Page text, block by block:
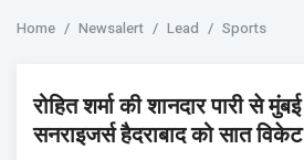
Home Newsalert Lead Sports
रोहित शर्मा की शानदार पारी से
सनराइजर्स हैदराबाद को सात